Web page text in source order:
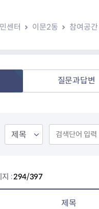
대형폐기물신청
청년 행정체험단 신청
행정정보 사전공표
결재문서 공개
업무추진비 공개
지출집행내역 공개
공유재산 정보
조직운영 핵심지표
공공데이터개방
청사안내
DDM 청년창업센터
관련링크
청년정책 문자알림서비스
센터 이문2동 참여공간
질문과답변
지 :294/397
제목